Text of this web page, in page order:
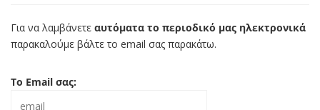
Για να λαμβάνετε αυτόματα το περιοδικό μας ηλεκτρονικά
παρακαλούμε βάλτε το email σας παρακάτω.
Το Email σας: